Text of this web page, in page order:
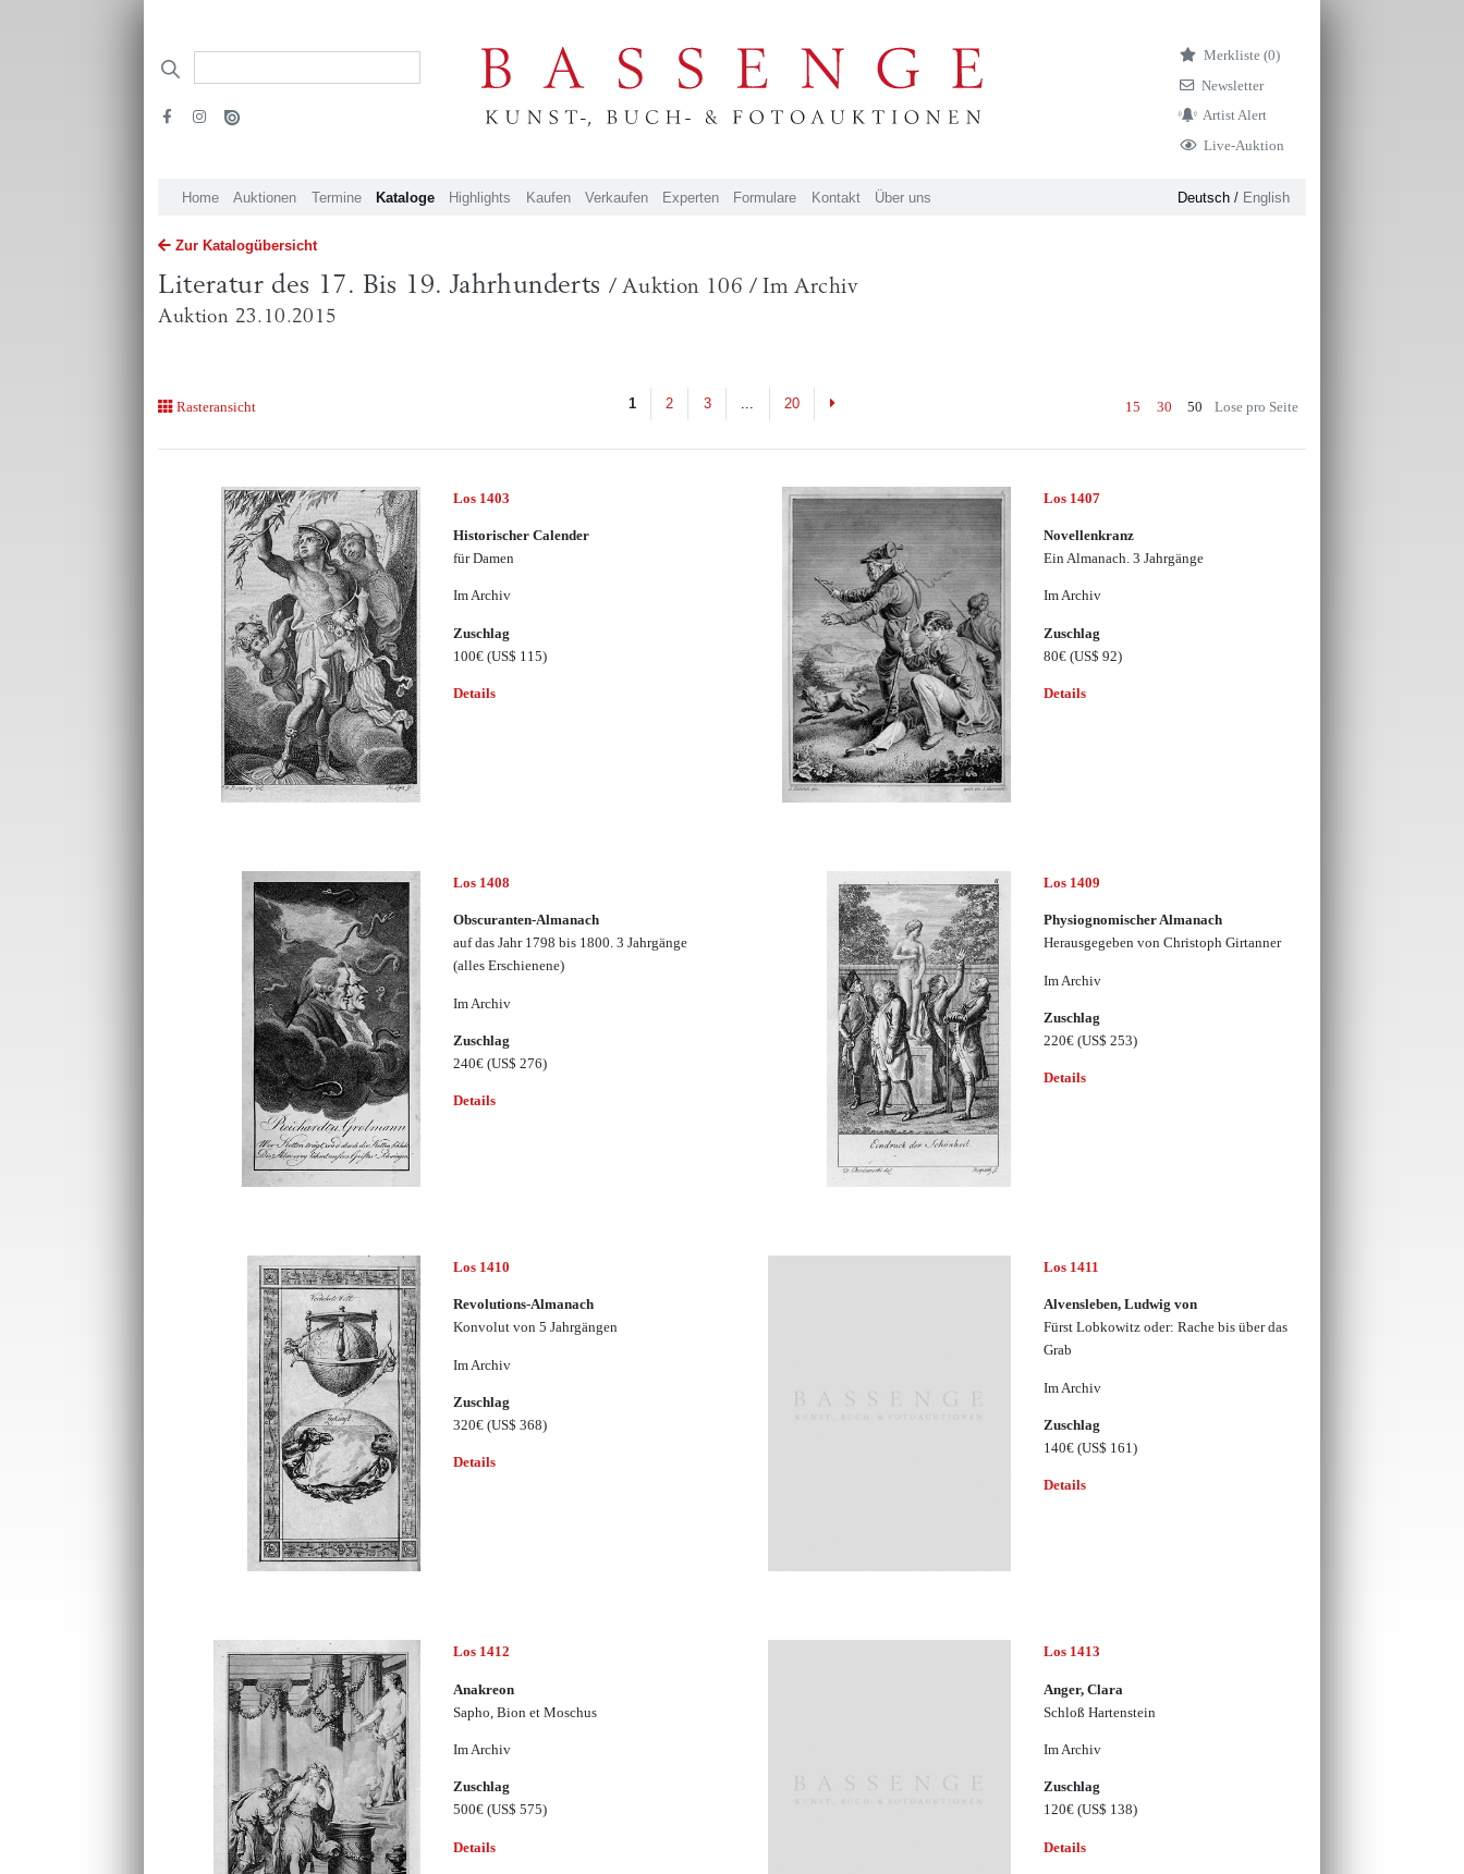
Merkliste (0)
Newsletter
Artist Alert
Live-Auktion
Home Auktionen Termine Kataloge Highlights Kaufen Verkaufen Experten Formulare Kontakt Über uns Deutsch/ English
Zur Katalogübersicht
Literatur des 17. Bis 19. Jahrhunderts / Auktion 106 / Im Archiv
Auktion 23.10.2015
Rasteransicht 1 2 3 20 Next 15 30 50 Lose pro Seite
Los 1403
Historischer Calender
für Damen
Im Archiv
Zuschlag
100€(US$ 115)
Details
Los 1407
Novellenkranz
Ein Almanach. 3 Jahrgänge
Im Archiv
Zuschlag
80€ (US$ 92)
Details
Los 1408
Obscuranten-Almanach
auf das Jahr 1798 bis 1800. 3 Jahrgänge
(alles Erschienene)
Im Archiv
Zuschlag
240€(US$ 276)
Details
Los 1409
Physiognomischer Almanach
Herausgegeben von Christoph Girtanner
Im Archiv
Zuschlag
220€ (US$ 253)
Details
Los 1410
Revolutions-Almanach
Konvolut von 5 Jahrgängen
Im Archiv
Zuschlag
320€(US$ 368)
Details
Los 1411
Alvensleben, Ludwig von
Fürst Lobkowitz oder: Rache bis über das
Grab
Im Archiv
Zuschlag
140€ (US$ 161)
Details
Los 1412
Anakreon
Sapho, Bion et Moschus
Im Archiv
Zuschlag
500€(US$ 575)
Details
Los 1413
Anger, Clara
Schloß Hartenstein
Im Archiv
Zuschlag
120€ (US$ 138)
Details